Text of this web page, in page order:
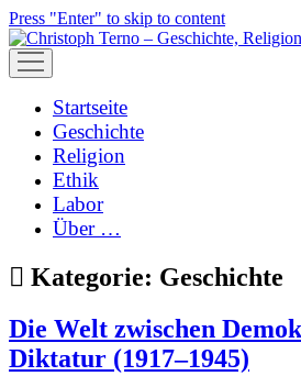
Press "Enter" to skip to content
open
menu
Startseite
Geschichte
Religion
Ethik
Labor
Über …
Kategorie: Geschichte
Die Welt zwischen
Diktatur (1917–1945)